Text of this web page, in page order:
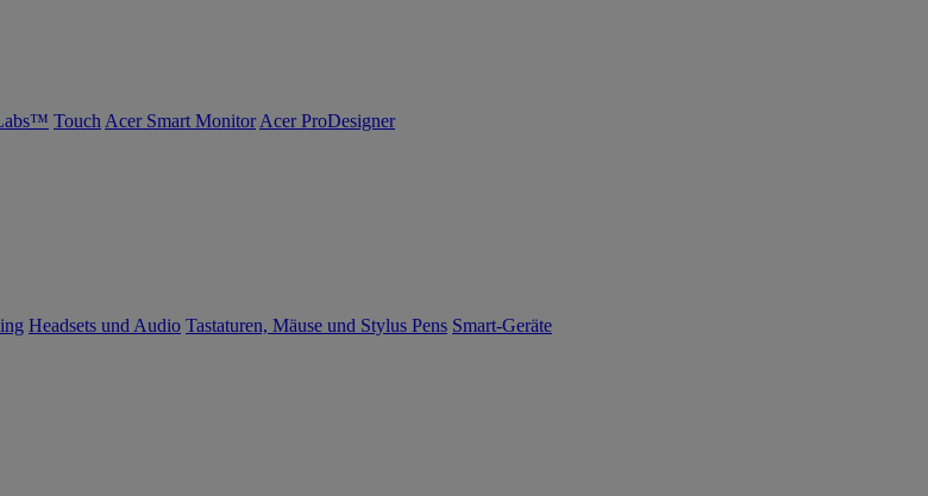
Touch Acer Smart Monitor Acer ProDesigner
Headsets und Audio Tastaturen, Mäuse und Stylus Pens Smart-Geräte